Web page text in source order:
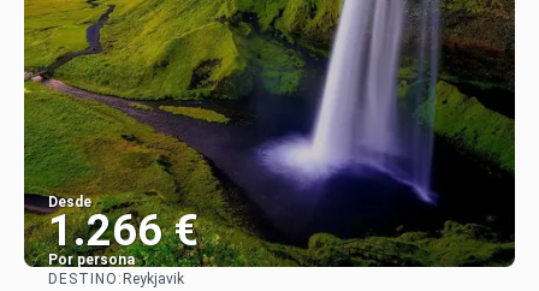
Desde
1.266 €
Por persona
DESTINO: Reykjavik